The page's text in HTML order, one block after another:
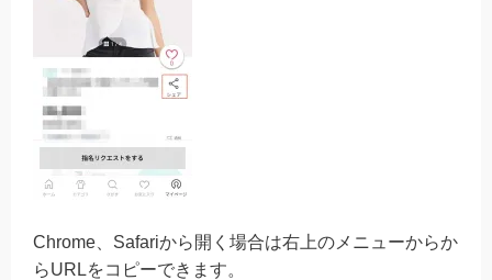
Chrome、Safariから開く場合は右上のメニューからか
らURLをコピーできます。